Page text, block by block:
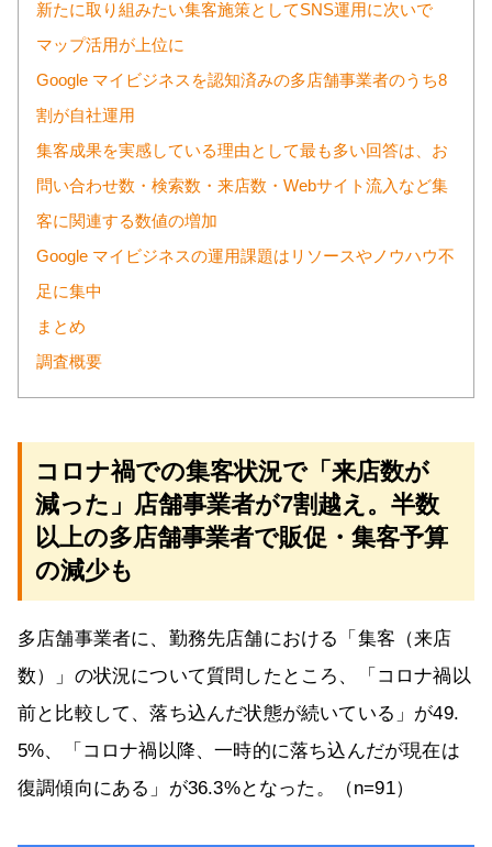
新たに取り組みたい集客施策としてSNS運用に次いで
マップ活用が上位に
Google マイビジネスを認知済みの多店舗事業者のうち8
割が自社運用
集客成果を実感している理由として最も多い回答は、お
問い合わせ数・検索数・来店数・Webサイト流入など集
客に関連する数値の増加
Google マイビジネスの運用課題はリソースやノウハウ不
足に集中
まとめ
調査概要
コロナ禍での集客状況で「来店数が
減った」店舗事業者が7割越え。半数
以上の多店舗事業者で販促・集客予算
の減少も
多店舗事業者に、勤務先店舗における「集客（来店
数）」の状況について質問したところ、「コロナ禍以
前と比較して、落ち込んだ状態が続いている」が49.
5%、「コロナ禍以降、一時的に落ち込んだが現在は
復調傾向にある」が36.3%となった。（n=91）